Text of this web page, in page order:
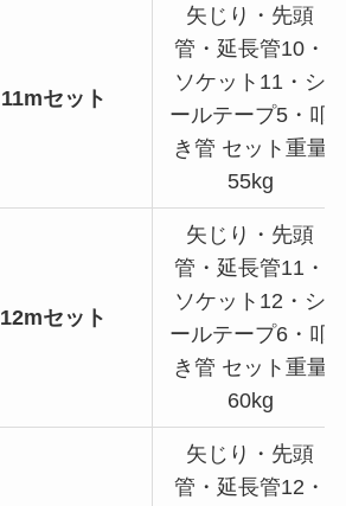
11mセット
矢じり・先頭
管・延長管10・
ソケット11・シ
ールテープ5・叩
き管 セット重量
55kg
12mセット
矢じり・先頭
管・延長管11・
ソケット12・シ
ールテープ6・叩
き管 セット重量
60kg
矢じり・先頭
管・延長管12・